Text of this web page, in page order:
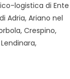
logistica di Ente
Adria, Ariano nel
Crespino,